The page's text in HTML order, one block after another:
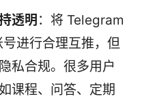
透明 ：将 Telegram
进行合理互推，但
私合规。很多用户
课程、问答、定期